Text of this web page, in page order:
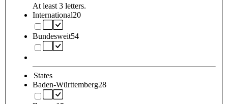
At least 3 letters.
International20
Bundesweit54
States
Baden-Württemberg28